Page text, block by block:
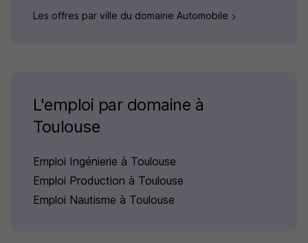
Les offres par ville du domaine Automobile
L'emploi par domaine à
Toulouse
Emploi Ingénierie à Toulouse
Emploi Production à Toulouse
Emploi Nautisme à Toulouse